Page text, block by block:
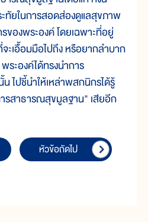
ทัยในการสอดส่องดูแลสุขภาพ
องพระองค์ โดยเฉพาะที่อยู่
ะเอื้อมมือไปถึง หรือยากลำบาก
ระองค์ได้ทรงนำการ
ไปชี้นำให้เหล่าพสกนิกรได้รู้
รสาธารณสุขมูลฐาน" เสียอีก
หัวข้อถัดไป